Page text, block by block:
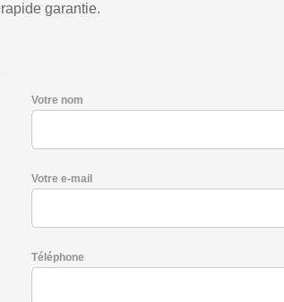
rapide garantie.
Votre nom
Votre e-mail
Téléphone